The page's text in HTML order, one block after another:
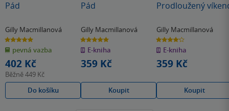
Pád
Gilly Macmillanová
5.0
z
5
hvězdiček
pevná vazba
402 Kč
Běžně449 Kč
Do košíku
Pád
Gilly Macmillanová
5.0
z
5
hvězdiček
E-kniha
359 Kč
Koupit
Prodloužený
Gilly Macmillanová
4.1
z
5
hvězdiček
E-kniha
359 Kč
Koupit